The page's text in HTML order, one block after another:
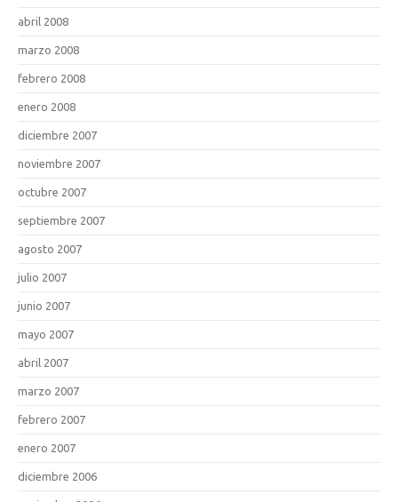
abril 2008
marzo 2008
febrero 2008
enero 2008
diciembre 2007
noviembre 2007
octubre 2007
septiembre 2007
agosto 2007
julio 2007
junio 2007
mayo 2007
abril 2007
marzo 2007
febrero 2007
enero 2007
diciembre 2006